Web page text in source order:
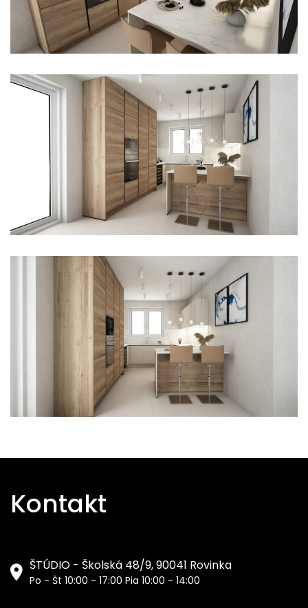
Kontakt
ŠTÚDIO - Školská 48/9, 90041 Rovinka
Po - Št 10:00 - 17:00 Pia 10:00 - 14:00